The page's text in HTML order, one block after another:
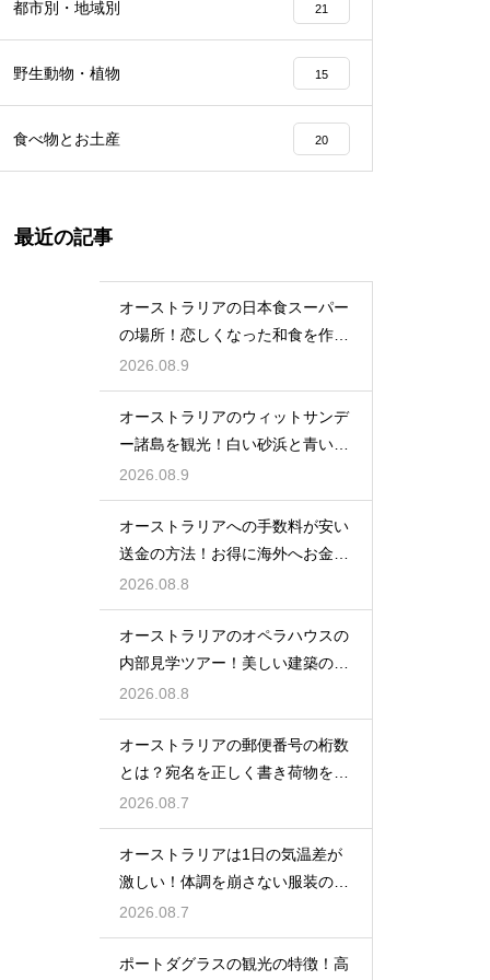
都市別・地域別 21
野生動物・植物 15
食べ物とお土産 20
最近の記事
オーストラリアの日本食スーパー
の場所！恋しくなった和食を作る
食材
2026.08.9
オーストラリアのウィットサンデ
ー諸島を観光！白い砂浜と青い海
の楽園
2026.08.9
オーストラリアへの手数料が安い
送金の方法！お得に海外へお金を
送る
2026.08.8
オーストラリアのオペラハウスの
内部見学ツアー！美しい建築の裏
側に迫る
2026.08.8
オーストラリアの郵便番号の桁数
とは？宛名を正しく書き荷物を届
ける
2026.08.7
オーストラリアは1日の気温差が
激しい！体調を崩さない服装の工
夫
2026.08.7
ポートダグラスの観光の特徴！高